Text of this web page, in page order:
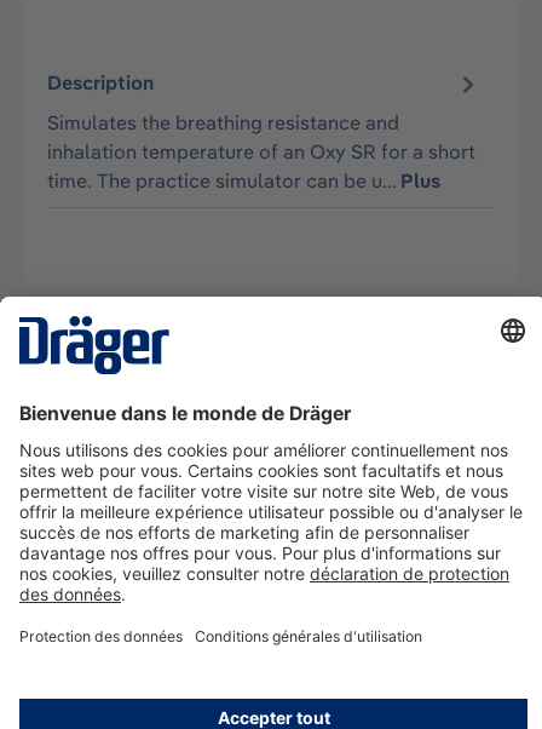
Description
Simulates the breathing resistance and
inhalation temperature of an Oxy SR for a short
time. The practice simulator can be u… Plus
La technologie
Nous contacter
A propos de Dräger
Informations